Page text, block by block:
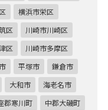
横浜市栄区
区
川崎市川崎区
区
川崎市多摩区
平塚市
鎌倉市
大和市
海老名市
郡寒川町 中郡大磯町